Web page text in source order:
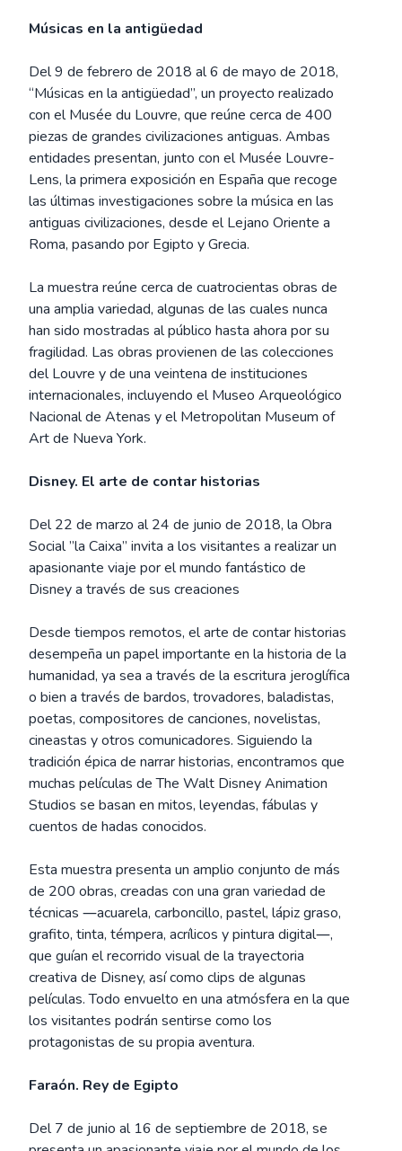
Músicas en la antigüedad
Del 9 de febrero de 2018 al 6 de mayo de 2018,
“Músicas en la antigüedad”, un proyecto realizado
con el Musée du Louvre, que reúne cerca de 400
piezas de grandes civilizaciones antiguas. Ambas
entidades presentan, junto con el Musée Louvre-
Lens, la primera exposición en España que recoge
las últimas investigaciones sobre la música en las
antiguas civilizaciones, desde el Lejano Oriente a
Roma, pasando por Egipto y Grecia.
La muestra reúne cerca de cuatrocientas obras de
una amplia variedad, algunas de las cuales nunca
han sido mostradas al público hasta ahora por su
fragilidad. Las obras provienen de las colecciones
del Louvre y de una veintena de instituciones
internacionales, incluyendo el Museo Arqueológico
Nacional de Atenas y el Metropolitan Museum of
Art de Nueva York.
Disney. El arte de contar historias
Del 22 de marzo al 24 de junio de 2018, la Obra
Social ”la Caixa” invita a los visitantes a realizar un
apasionante viaje por el mundo fantástico de
Disney a través de sus creaciones
Desde tiempos remotos, el arte de contar historias
desempeña un papel importante en la historia de la
humanidad, ya sea a través de la escritura jeroglífica
o bien a través de bardos, trovadores, baladistas,
poetas, compositores de canciones, novelistas,
cineastas y otros comunicadores. Siguiendo la
tradición épica de narrar historias, encontramos que
muchas películas de The Walt Disney Animation
Studios se basan en mitos, leyendas, fábulas y
cuentos de hadas conocidos.
Esta muestra presenta un amplio conjunto de más
de 200 obras, creadas con una gran variedad de
técnicas ―acuarela, carboncillo, pastel, lápiz graso,
grafito, tinta, témpera, acrílicos y pintura digital―,
que guían el recorrido visual de la trayectoria
creativa de Disney, así como clips de algunas
películas. Todo envuelto en una atmósfera en la que
los visitantes podrán sentirse como los
protagonistas de su propia aventura.
Faraón. Rey de Egipto
Del 7 de junio al 16 de septiembre de 2018, se